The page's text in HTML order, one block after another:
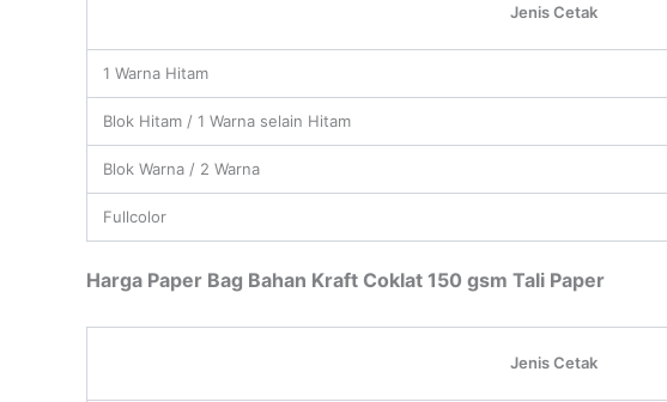
Jenis Cetak
1 Warna Hitam
Blok Hitam / 1 Warna selain Hitam
Blok Warna / 2 Warna
Fullcolor
Harga Paper Bag Bahan Kraft Coklat 150 gsm Tali Paper
Jenis Cetak